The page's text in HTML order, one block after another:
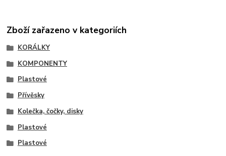
Zboží zařazeno v kategoriích
KORÁLKY
KOMPONENTY
Plastové
Přívěsky
Kolečka, čočky, disky
Plastové
Plastové